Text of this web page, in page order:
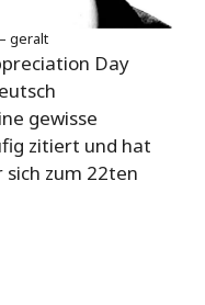
geralt
Day
gewisse
zitiert und hat
zum 22ten